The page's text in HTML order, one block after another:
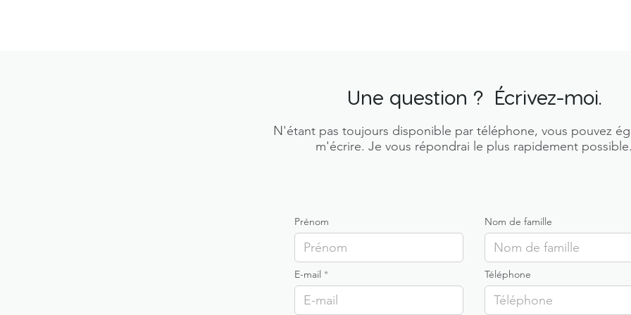
Une question ? Écrivez-moi.
N'étant pas toujours disponible par téléphone, vous pouvez
m'écrire. Je vous répondrai le plus rapidement possible.
Prénom
E-mail
Nom de famille
Téléphone